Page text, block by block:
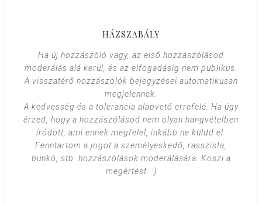
HÁZSZABÁLY
Ha új hozzászóló vagy, az első hozzászólásod
moderálás alá kerül, és az elfogadásig nem publikus.
A visszatérő hozzászólók bejegyzései automatikusan
megjelennek.
A kedvesség és a tolerancia alapvető errefelé. Ha úgy
érzed, hogy a hozzászólásod nem olyan hangvételben
íródott, ami ennek megfelel, inkább ne küldd el.
Fenntartom a jogot a személyeskedő, rasszista,
bunkó, stb. hozzászólások moderálására. Köszi a
megértést. :)